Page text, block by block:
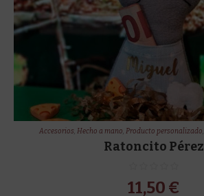
Accesorios, Hecho a mano, Producto personalizado,
Ratoncito Pérez
11,50 €